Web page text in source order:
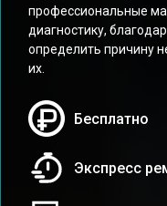
профессиональные
диагностику,
определить причину
их.
Бесплатно
Экспресс